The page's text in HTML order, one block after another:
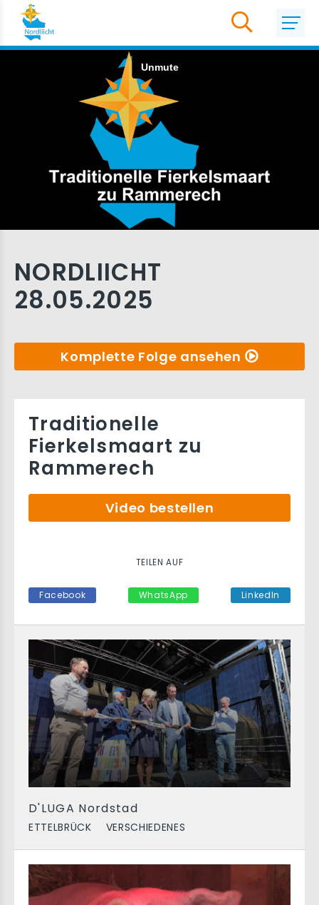
NORDLIICHT
28.05.2025
Komplette Folge ansehen
D'LUGA Nordstad
ETTELBRÜCK VERSCHIEDENES
Traditionelle
Fierkelsmaart zu
Rammerech
Video bestellen
TEILEN AUF
Facebook WhatsApp LinkedIn